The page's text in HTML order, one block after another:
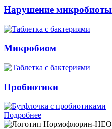
Нарушение микробиоты
Микробиом
Пробиотики
Подробнее
Нормофлорин-НЕО